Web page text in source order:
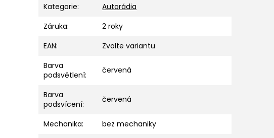
Kategorie:
Autorádia
Záruka:
2 roky
EAN:
Zvolte variantu
Barva
podsvětlení: červená
Barva
podsvícení: červená
Mechanika:
bez mechaniky